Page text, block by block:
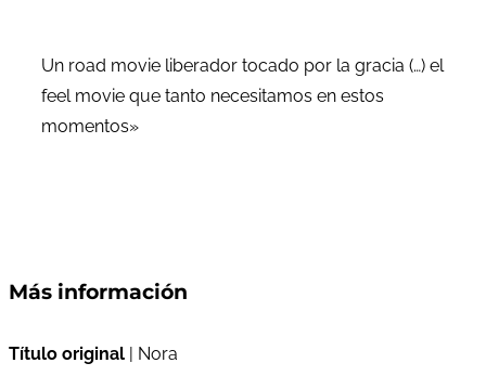
Un road movie liberador tocado por la gracia (…) el
feel movie que tanto necesitamos en estos
momentos»
Más información
Título original | Nora